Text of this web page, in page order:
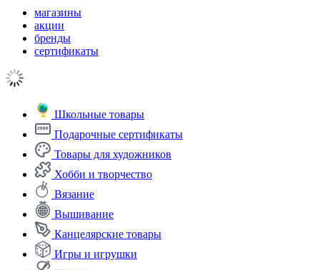
магазины
акции
бренды
сертификаты
Школьные товары
Подарочные сертификаты
Товары для художников
Хобби и творчество
Вязание
Вышивание
Канцелярские товары
Игры и игрушки